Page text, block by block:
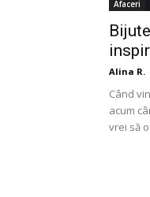
Afaceri
Alina R.
Când
acum
vrei să